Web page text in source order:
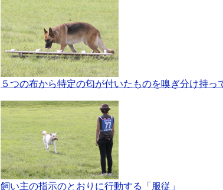
５つの布から特定の匂が付いたものを嗅ぎ分け持っ
飼い主の指示のとおりに行動する「服従」